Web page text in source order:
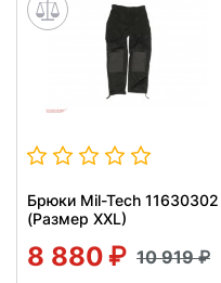
Брюки Mil-Tech 11630302
(Размер XXL)
8 880 10 919